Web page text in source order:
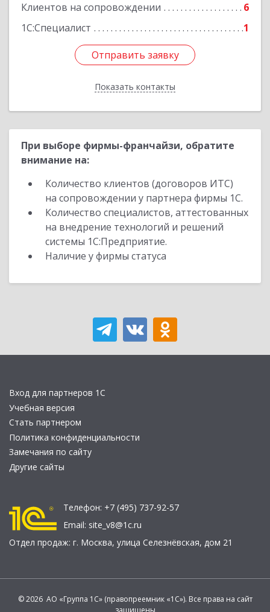
Клиентов на сопровождении
6
1С:Специалист
1
Отправить заявку
Показать контакты
Отправить заявку
Назад
При выборе фирмы-франчайзи, обратите
внимание на:
Количество клиентов (договоров ИТС)
на сопровождении у партнера фирмы 1С.
Количество специалистов, аттестованных
на внедрение технологий и решений
системы 1С:Предприятие.
Наличие у фирмы статуса
Вход для партнеров 1С
Учебная версия
Стать партнером
Политика конфиденциальности
Замечания по сайту
Другие сайты
Телефон: +7 (495) 737-92-57
Email: site_v8@1c.ru
Отдел продаж: г. Москва, улица Селезнёвская, дом 21
© 2026 АО «Группа 1С» (правопреемник «1С»). Все права на сайт